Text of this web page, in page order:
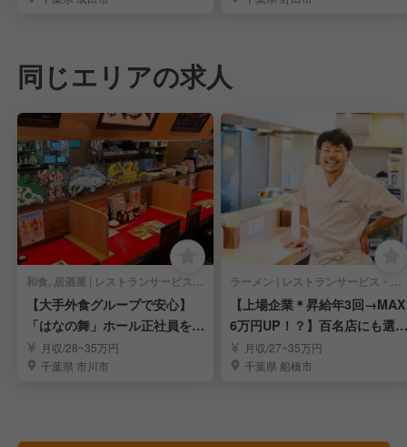
同じエリアの求人
和食, 居酒屋 | レストランサービス・ホールスタッフ
【大手外食グループで安心】
「はなの舞」ホール正社員を募
集 月収/28~35万円
千葉県 市川市
ラーメン | レストランサービス・ホールスタッフ
【上場企業＊昇給年3回→MAX
6万円UP！？】百名店にも選ば
れたラーメン屋
月収/27~35万円
千葉県 船橋市